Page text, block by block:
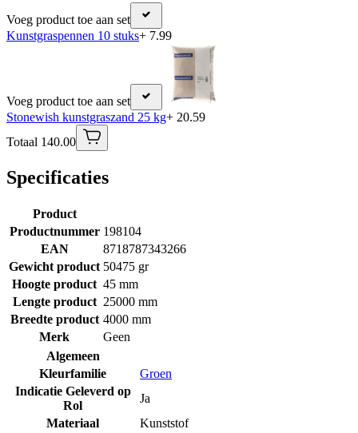
Voeg product toe aan set
Kunstgraspennen 10 stuks+ 7.99
Voeg product toe aan set
Stonewish kunstgraszand 25 kg+ 20.59
Totaal 140.00
Specificaties
Product
Productnummer 198104
EAN
8718787343266
Gewicht product 50475 gr
Hoogte product 45 mm
Lengte product 25000 mm
Breedte product 4000 mm
Merk
Geen
Algemeen
Kleurfamilie
Groen
Indicatie Geleverd op
Rol
Ja
Materiaal
Kunststof